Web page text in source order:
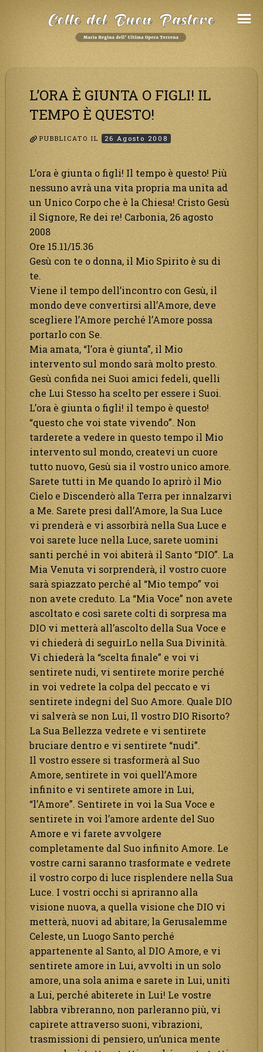
L’ORA È GIUNTA O FIGLI! IL
TEMPO È QUESTO!
PUBBLICATO IL 26 Agosto 2008
L’ora è giunta o figli! Il tempo è questo! Più
nessuno avrà una vita propria ma unita ad
un Unico Corpo che è la Chiesa! Cristo Gesù
il Signore, Re dei re! Carbonia, 26 agosto
2008
Ore 15.11/15.36
Gesù con te o donna, il Mio Spirito è su di
te.
Viene il tempo dell’incontro con Gesù, il
mondo deve convertirsi all’Amore, deve
scegliere l’Amore perché l’Amore possa
portarlo con Se.
Mia amata, “l’ora è giunta”, il Mio
intervento sul mondo sarà molto presto.
Gesù confida nei Suoi amici fedeli, quelli
che Lui Stesso ha scelto per essere i Suoi.
L’ora è giunta o figli! il tempo è questo!
“questo che voi state vivendo”. Non
tarderete a vedere in questo tempo il Mio
intervento sul mondo, createvi un cuore
tutto nuovo, Gesù sia il vostro unico amore.
Sarete tutti in Me quando Io aprirò il Mio
Cielo e Discenderò alla Terra per innalzarvi
a Me. Sarete presi dall’Amore, la Sua Luce
vi prenderà e vi assorbirà nella Sua Luce e
voi sarete luce nella Luce, sarete uomini
santi perché in voi abiterà il Santo “DIO”. La
Mia Venuta vi sorprenderà, il vostro cuore
sarà spiazzato perché al “Mio tempo” voi
non avete creduto. La “Mia Voce” non avete
ascoltato e così sarete colti di sorpresa ma
DIO vi metterà all’ascolto della Sua Voce e
vi chiederà di seguirLo nella Sua Divinità.
Vi chiederà la “scelta finale” e voi vi
sentirete nudi, vi sentirete morire perché
in voi vedrete la colpa del peccato e vi
sentirete indegni del Suo Amore. Quale DIO
vi salverà se non Lui, Il vostro DIO Risorto?
La Sua Bellezza vedrete e vi sentirete
bruciare dentro e vi sentirete “nudi”.
Il vostro essere si trasformerà al Suo
Amore, sentirete in voi quell’Amore
infinito e vi sentirete amore in Lui,
“l’Amore”. Sentirete in voi la Sua Voce e
sentirete in voi l’amore ardente del Suo
Amore e vi farete avvolgere
completamente dal Suo infinito Amore. Le
vostre carni saranno trasformate e vedrete
il vostro corpo di luce risplendere nella Sua
Luce. I vostri occhi si apriranno alla
visione nuova, a quella visione che DIO vi
metterà, nuovi ad abitare; la Gerusalemme
Celeste, un Luogo Santo perché
appartenente al Santo, al DIO Amore, e vi
sentirete amore in Lui, avvolti in un solo
amore, una sola anima e sarete in Lui, uniti
a Lui, perché abiterete in Lui! Le vostre
labbra vibreranno, non parleranno più, vi
capirete attraverso suoni, vibrazioni,
trasmissioni di pensiero, un’unica mente